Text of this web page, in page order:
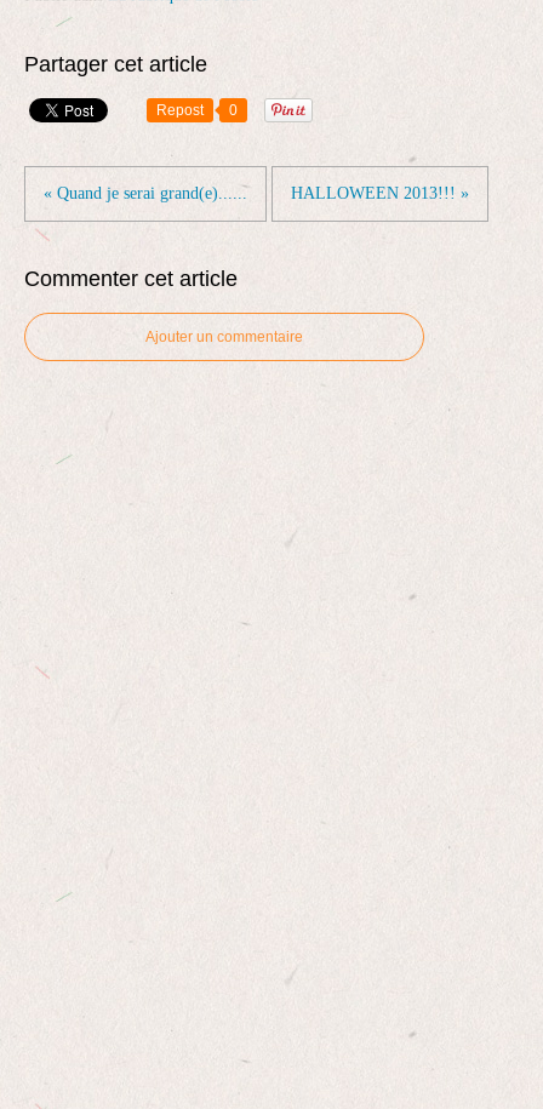
Partager cet article
Repost 0
« Quand je serai grand(e)...... HALLOWEEN 2013!!! »
Commenter cet article
Ajouter un commentaire